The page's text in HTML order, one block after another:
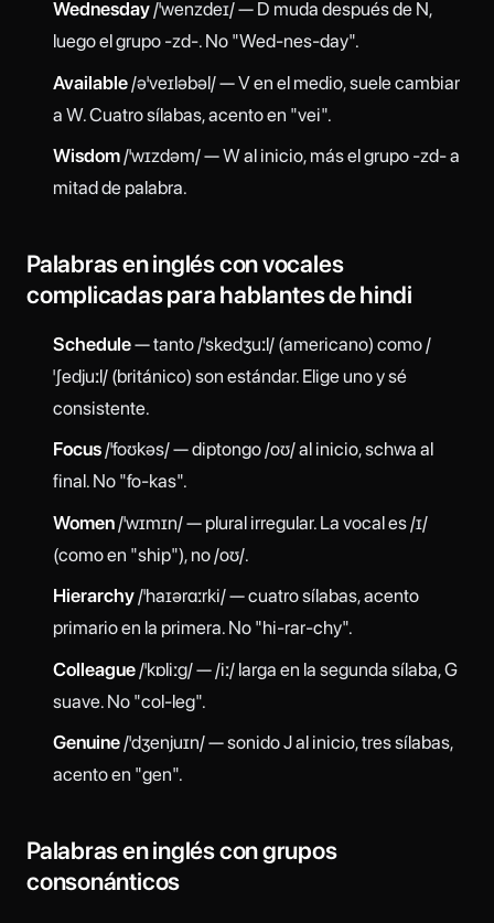
Wednesday/ˈwenzdeɪ/ — D muda después de N,
luego el grupo -zd-. No "Wed-nes-day".
Available/əˈveɪləbəl/ — V en el medio, suele cambiar
a W. Cuatro sílabas, acento en "vei".
Wisdom/ˈwɪzdəm/ — W al inicio, más el grupo -zd- a
mitad de palabra.
Palabras en inglés con vocales
complicadas para hablantes de hindi
Schedule— tanto /ˈskedʒuːl/ (americano) como /
ˈʃedjuːl/ (británico) son estándar. Elige uno y sé
consistente.
Focus/ˈfoʊkəs/ — diptongo /oʊ/ al inicio, schwa al
final. No "fo-kas".
Women/ˈwɪmɪn/ — plural irregular. La vocal es /ɪ/
(como en "ship"), no /oʊ/.
Hierarchy/ˈhaɪərɑːrki/ — cuatro sílabas, acento
primario en la primera. No "hi-rar-chy".
Colleague/ˈkɒliːɡ/ — /iː/ larga en la segunda sílaba, G
suave. No "col-leg".
Genuine/ˈdʒenjuɪn/ — sonido J al inicio, tres sílabas,
acento en "gen".
Palabras en inglés con grupos
consonánticos